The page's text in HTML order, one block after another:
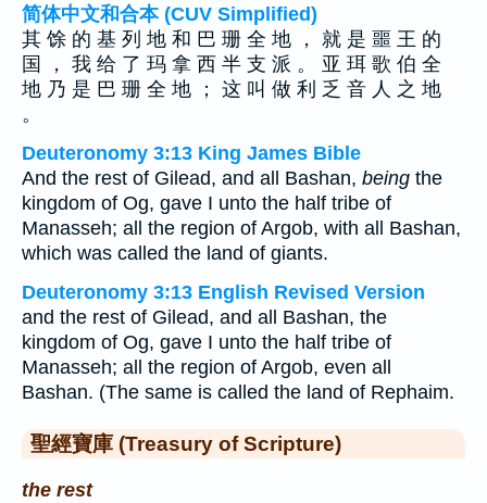
简体中文和合本 (CUV Simplified)
其 馀 的 基 列 地 和 巴 珊 全 地 ， 就 是 噩 王 的
国 ， 我 给 了 玛 拿 西 半 支 派 。 亚 珥 歌 伯 全
地 乃 是 巴 珊 全 地 ； 这 叫 做 利 乏 音 人 之 地
。
Deuteronomy 3:13 King James Bible
And the rest of Gilead, and all Bashan, being the
kingdom of Og, gave I unto the half tribe of
Manasseh; all the region of Argob, with all Bashan,
which was called the land of giants.
Deuteronomy 3:13 English Revised Version
and the rest of Gilead, and all Bashan, the
kingdom of Og, gave I unto the half tribe of
Manasseh; all the region of Argob, even all
Bashan. (The same is called the land of Rephaim.
聖經寶庫 (Treasury of Scripture)
the rest